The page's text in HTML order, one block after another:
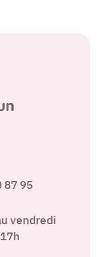
87 95
vendredi